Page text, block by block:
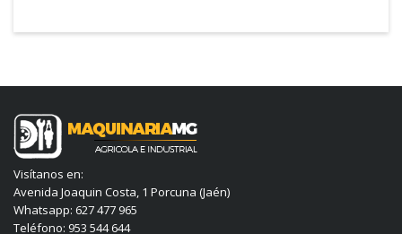
Visítanos en:
Avenida Joaquin Costa, 1 Porcuna (Jaén)
Whatsapp: 627 477 965
Teléfono: 953 544 644